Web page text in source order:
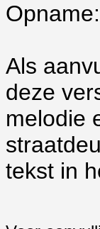
Als
deze
melodie
tekst in